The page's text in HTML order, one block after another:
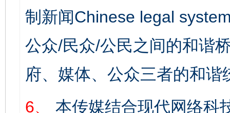
制新闻Chinese legal
公众/民众/公民之间的和谐
府、媒体、公众三者的和谐
6、
本传媒结合现代网络科